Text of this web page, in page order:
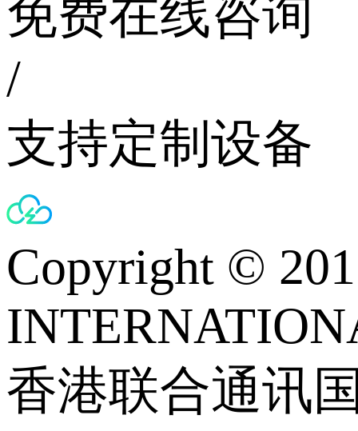
免费在线咨询
/
支持定制设备
Copyright ©
香港联合通讯